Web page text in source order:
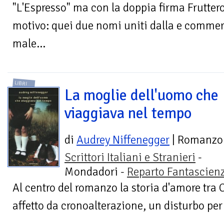
"L'Espresso" ma con la doppia firma
motivo: quei due nomi uniti dalla e
male...
LIBRI
La moglie dell'uomo che
viaggiava nel tempo
di Audrey Niffenegger | Romanzo
Scrittori Italiani e Stranieri -
Mondadori - Reparto
Al centro del romanzo la storia d'amore tra
affetto da cronoalterazione, un disturbo